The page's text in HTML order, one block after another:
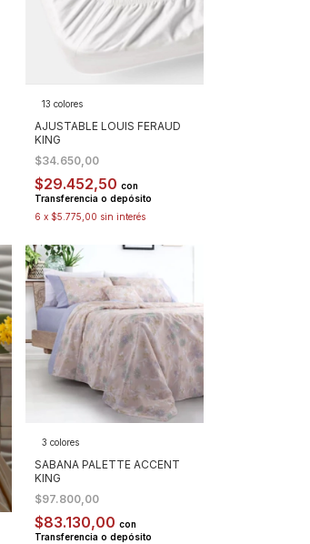
13 colores
AJUSTABLE LOUIS FERAUD
KING
$34.650,00
$29.452,50 con
Transferencia o depósito
6 x $5.775,00 sin interés
3 colores
SABANA PALETTE ACCENT
KING
$97.800,00
$83.130,00 con
Transferencia o depósito